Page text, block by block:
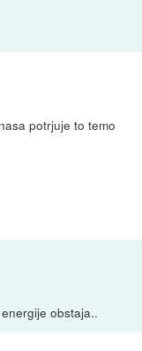
potrjuje to temo
obstaja..